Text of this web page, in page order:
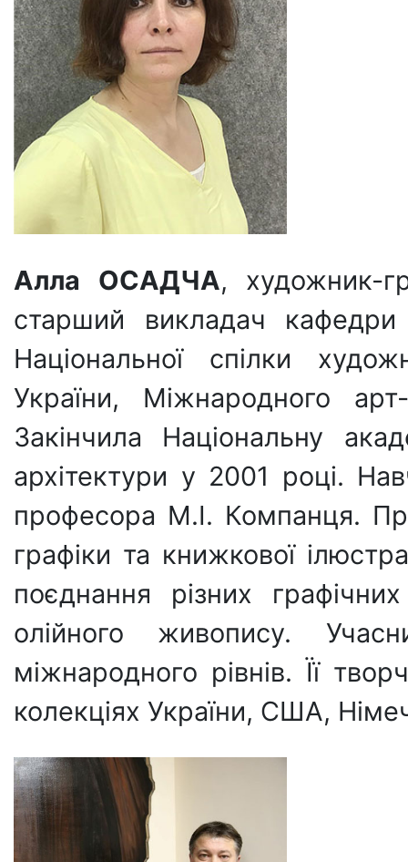
Алла ОСАДЧА, художник-
старший викладач
Національної спілки
України, Міжнародного
Закінчила Національну
архітектури у 2001 році.
професора М.І. Компанця.
графіки та книжкової
поєднання різних
олійного живопису.
міжнародного рівнів. Її
колекціях України, США,